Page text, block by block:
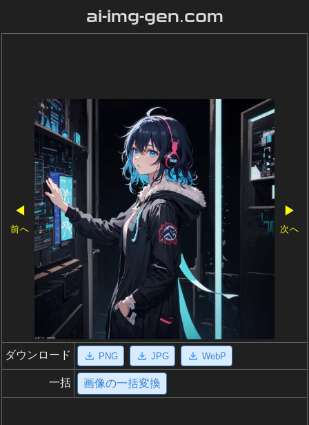
ai-img-gen.com
◀
前へ
▶
次へ
ダウンロード PNG JPG WebP
一括 画像の一括変換